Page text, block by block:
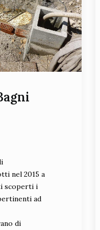
nel 2015 a
scoperti i
ad
di